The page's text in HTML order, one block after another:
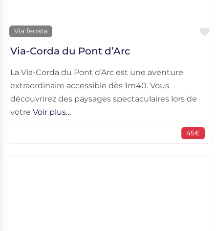
Via ferrata
Via-Corda du Pont d’Arc
La Via-Corda du Pont d’Arc est une aventure
extraordinaire accessible dès 1m40. Vous
découvrirez des paysages spectaculaires lors de
votre Voir plus…
45€